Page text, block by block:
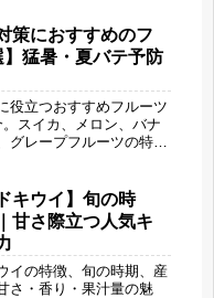
方や健康効果とともにお
策におすすめのフ
】猛暑・夏バテ予防
役立つおすすめフルーツ
スイカ、メロン、バナ
グレープフルーツの特徴
たりの食べ方や取り入れ
い夏を元気に乗り切るた
活用術が満載です。
キウイ】旬の時
甘さ際立つ人気キ
イの特徴、旬の時期、産
さ・香り・果汁量の魅